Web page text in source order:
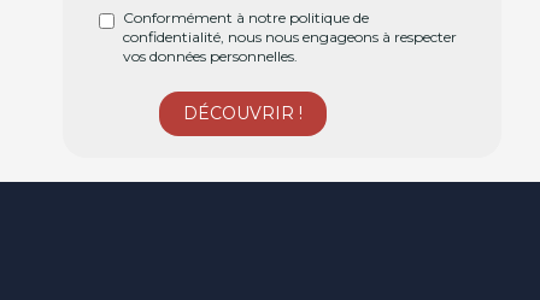
Conformément à notre politique de
confidentialité, nous nous engageons à respecter
vos données personnelles.